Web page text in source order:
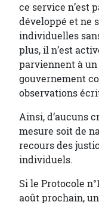
ce service n’est
développé et ne
individuelles
plus, il n’est
parviennent à
gouvernement
observations
Ainsi, d’aucuns
mesure soit de
recours des
individuels.
Si le Protocole
août prochain,